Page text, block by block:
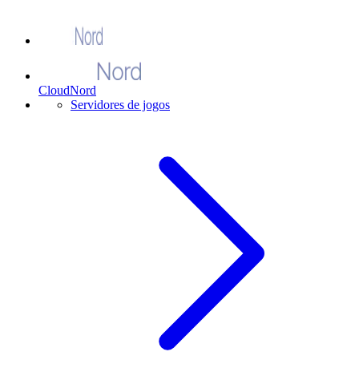
CloudNord
Servidores de jogos